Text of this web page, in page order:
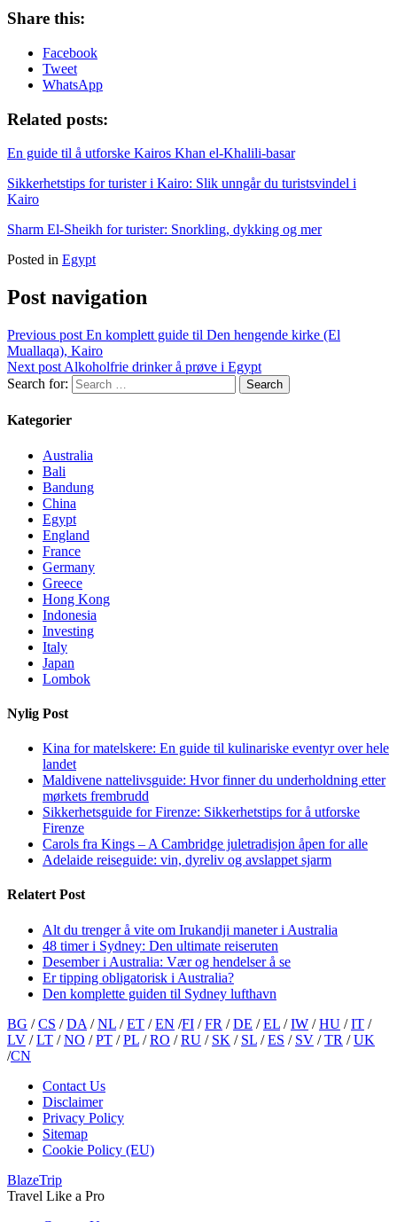
Share this:
Facebook
Tweet
WhatsApp
Related posts:
En guide til å utforske Kairos Khan el-Khalili-basar
Sikkerhetstips for turister i Kairo: Slik unngår du turistsvindel i
Kairo
Sharm El-Sheikh for turister: Snorkling, dykking og mer
Posted in Egypt
Post navigation
Previous post En komplett guide til Den hengende kirke (El
Muallaqa), Kairo
Next post Alkoholfrie drinker å prøve i Egypt
Search for:
Kategorier
Australia
Bali
Bandung
China
Egypt
England
France
Germany
Greece
Hong Kong
Indonesia
Investing
Italy
Japan
Lombok
Nylig Post
Kina for matelskere: En guide til kulinariske eventyr over hele
landet
Maldivene nattelivsguide: Hvor finner du underholdning etter
mørkets frembrudd
Sikkerhetsguide for Firenze: Sikkerhetstips for å utforske
Firenze
Carols fra Kings – A Cambridge juletradisjon åpen for alle
Adelaide reiseguide: vin, dyreliv og avslappet sjarm
Relatert Post
Alt du trenger å vite om Irukandji maneter i Australia
48 timer i Sydney: Den ultimate reiseruten
Desember i Australia: Vær og hendelser å se
Er tipping obligatorisk i Australia?
Den komplette guiden til Sydney lufthavn
BG /CS /DA /NL /ET /EN /FI /FR /DE /EL /IW /HU /IT /
LV /LT /NO /PT /PL /RO /RU / SK / SL /ES / SV /TR /UK
/CN
Contact Us
Disclaimer
Privacy Policy
Sitemap
Cookie Policy (EU)
BlazeTrip
Travel Like a Pro